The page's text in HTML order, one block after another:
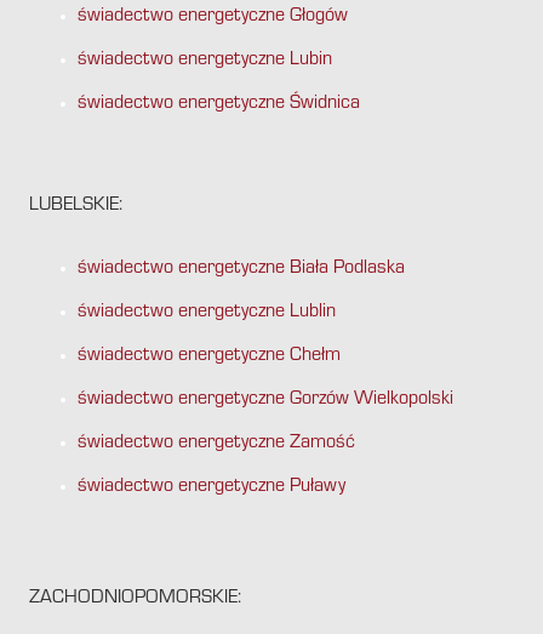
świadectwo energetyczne Głogów
świadectwo energetyczne Lubin
świadectwo energetyczne Świdnica
LUBELSKIE:
świadectwo energetyczne Biała Podlaska
świadectwo energetyczne Lublin
świadectwo energetyczne Chełm
świadectwo energetyczne Gorzów Wielkopolski
świadectwo energetyczne Zamość
świadectwo energetyczne Puławy
ZACHODNIOPOMORSKIE: